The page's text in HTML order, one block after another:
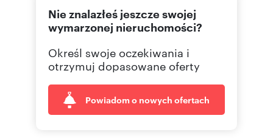
Nie znalazłeś jeszcze swojej
wymarzonej nieruchomości?
Określ swoje oczekiwania i
otrzymuj dopasowane oferty
Powiadom o nowych ofertach